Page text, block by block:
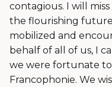
contagious. I will
the flourishing future
mobilized and
behalf of all of us, I
we were fortunate
Francophonie. We